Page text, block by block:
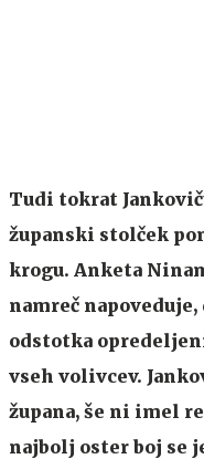
Tudi tokrat
županski stolček
krogu. Anketa
namreč
odstotka
vseh volivcev.
župana, še ni imel
najbolj oster boj se